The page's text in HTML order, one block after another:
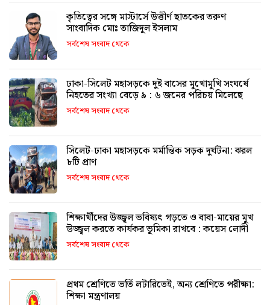
কৃতিত্বের সঙ্গে মাস্টার্সে উত্তীর্ণ ছাতকের তরুণ
সাংবাদিক মোঃ তাজিদুল ইসলাম
সর্বশেষ সংবাদ থেকে
ঢাকা-সিলেট মহাসড়কে দুই বাসের মুখোমুখি সংঘর্ষে
নিহতের সংখ্যা বেড়ে ৯ : ৬ জনের পরিচয় মিলেছে
সর্বশেষ সংবাদ থেকে
সিলেট-ঢাকা মহাসড়কে মর্মান্তিক সড়ক দুর্ঘটনা: ঝরল
৮টি প্রাণ
সর্বশেষ সংবাদ থেকে
শিক্ষার্থীদের উজ্জ্বল ভবিষ্যৎ গড়তে ও বাবা-মায়ের মুখ
উজ্জ্বল করতে কার্যকর ভূমিকা রাখবে : কয়েস লোদী
সর্বশেষ সংবাদ থেকে
প্রথম শ্রেণিতে ভর্তি লটারিতেই, অন্য শ্রেণিতে পরীক্ষা:
শিক্ষা মন্ত্রণালয়